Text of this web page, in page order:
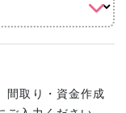
間取り・資金作成